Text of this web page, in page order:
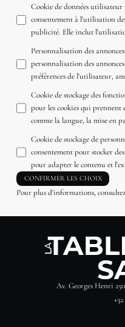
Cookie de données
consentement à l'utilisation
publicité. Elle inclut
Personnalisation des annonces:
personnalisation des
préférences de l'utilisateur,
Cookie de stockage des
pour les cookies qui prennent
comme la langue, la mise en
Cookie de stockage de
consentement pour stocker
pour adapter le contenu et
CONFIRMER LES CHOIX
Pour plus d'informations,
Av. Georges Henri